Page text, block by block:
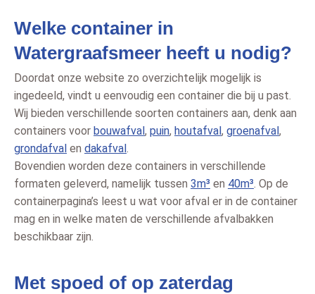
Welke container in
Watergraafsmeer heeft u nodig?
Doordat onze website zo overzichtelijk mogelijk is
ingedeeld, vindt u eenvoudig een container die bij u past.
Wij bieden verschillende soorten containers aan, denk aan
containers voor bouwafval , puin, houtafval , groenafval ,
grondafval en dakafval .
Bovendien worden deze containers in verschillende
formaten geleverd, namelijk tussen 3m³ en 40m³. Op de
containerpagina’s leest u wat voor afval er in de container
mag en in welke maten de verschillende afvalbakken
beschikbaar zijn.
Met spoed of op zaterdag